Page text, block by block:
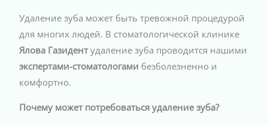
Удаление зуба может быть тревожной процедурой
для многих людей. В стоматологической клинике
Ялова Газидентудаление зуба проводится нашими
экспертами-стоматологами безболезненно и
комфортно.
Почему может потребоваться удаление зуба?